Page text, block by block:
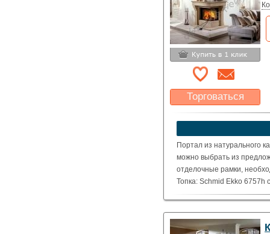
Торговаться
Какая цена Вас
устроит?
Портал из натурального
можно выбрать из
отделочные рамки,
Топка: Schmid Ekko 6757h
( Номинальная мощность